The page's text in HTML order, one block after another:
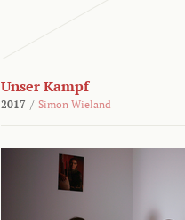
Unser Kampf
2017 / Simon Wieland